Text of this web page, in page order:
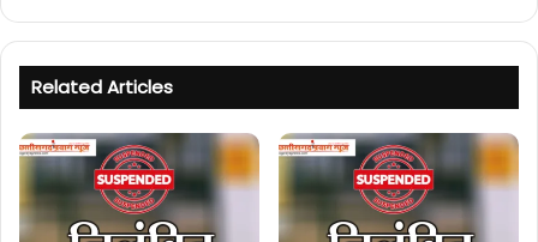
Related Articles